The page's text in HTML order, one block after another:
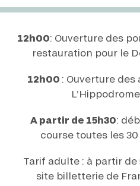
12h00: Ouverture des
restauration pour le
12h00 : Ouverture
A partir de 15h30:
course toutes les
Tarif adulte : à partir de
site billetterie de